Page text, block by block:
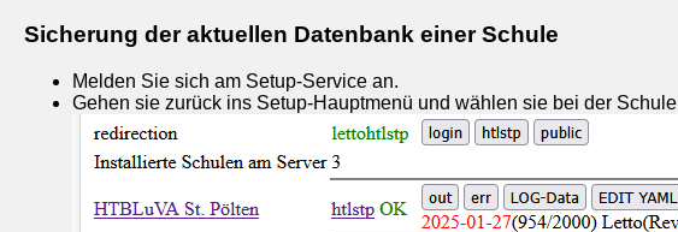
Sicherung der aktuellen Datenbank einer Schule
Melden Sie sich am Setup-Service an.
Gehen sie zurück ins Setup-Hauptmenü und wählen sie bei der